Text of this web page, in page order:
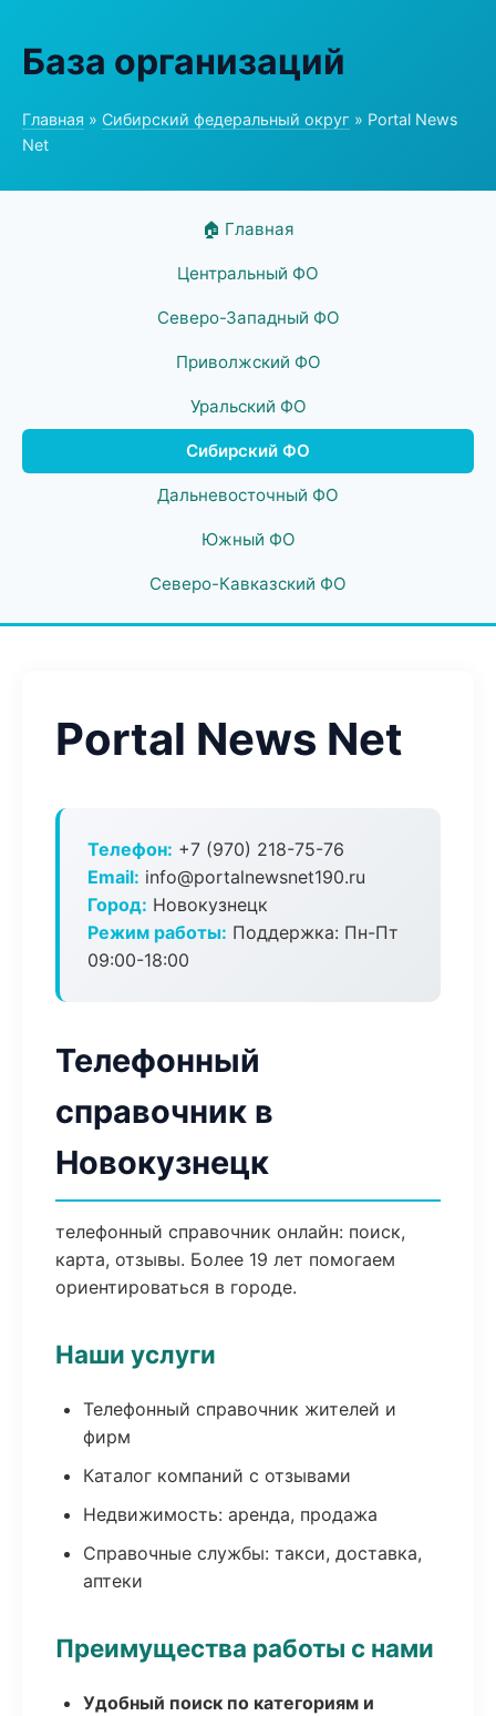
База организаций
Главная » Сибирский федеральный округ » Portal News
Net
🏠 Главная
Центральный ФО
Северо-Западный ФО
Приволжский ФО
Уральский ФО
Сибирский ФО
Дальневосточный ФО
Южный ФО
Северо-Кавказский ФО
Portal News Net
Телефон: +7 (970) 218-75-76
Email: info@portalnewsnet190.ru
Город: Новокузнецк
Режим работы: Поддержка: Пн-Пт
09:00-18:00
Телефонный
справочник в
Новокузнецк
телефонный справочник онлайн: поиск,
карта, отзывы. Более 19 лет помогаем
ориентироваться в городе.
Наши услуги
Телефонный справочник жителей и
фирм
Каталог компаний с отзывами
Недвижимость: аренда, продажа
Справочные службы: такси, доставка,
аптеки
Преимущества работы с нами
Удобный поиск по категориям и